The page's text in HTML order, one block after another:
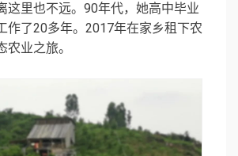
这里也不远。90年代，她高中毕业
作了20多年。2017年在家乡租下农
业之旅。